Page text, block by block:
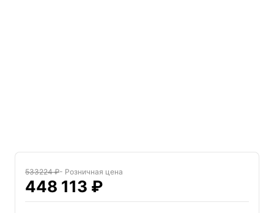
533224 ₽- Розничная цена
448 113 ₽